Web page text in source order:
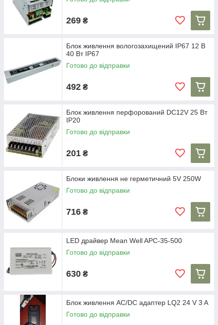
269 ₴
Блок живлення вологозахищений IP67 12 В
40 Вт IP67
Готово до відправки
492 ₴
Блок живлення перфорований DC12V 25 Вт
IP20
Готово до відправки
201 ₴
Блоки живлення не герметичний 5V 250W
Готово до відправки
716 ₴
LED драйвер Mean Well APC-35-500
Готово до відправки
630 ₴
Блок живлення AC/DC адаптер LQ2 24 V 3 A
Готово до відправки